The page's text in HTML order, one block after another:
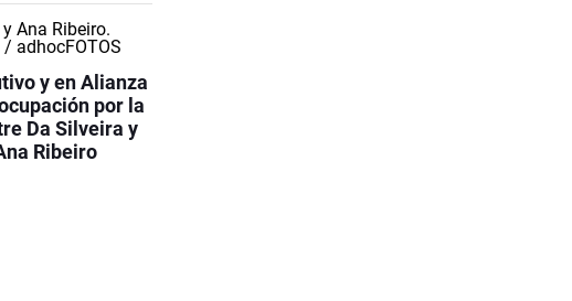
y en Alianza
por la
Da Silveira y
Ribeiro